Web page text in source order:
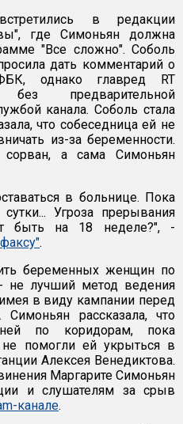
в редакции
где Симоньян должна
"Все сложно". Соболь
дать комментарий о
однако главред RT
без предварительной
канала. Соболь стала
что собеседница ей не
из-за беременности.
а сама Симоньян
в больнице. Пока
Угроза прерывания
быть на 18 неделе?", -
.
беременных женщин по
не лучший метод ведения
в виду кампании перед
рассказала, что
по коридорам, пока
не помогли ей укрыться в
Алексея Венедиктова.
Маргарите Симоньян
и слушателям за срыв
канале.